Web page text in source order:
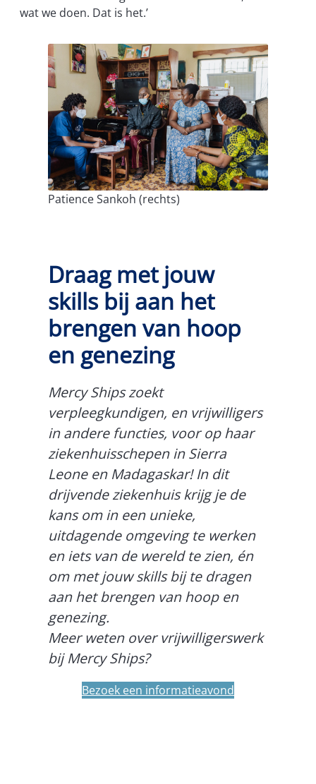
wat we doen. Dat is het.’
Patience Sankoh (rechts)
Draag met jouw
skills bij aan het
brengen van hoop
en genezing
Mercy Ships zoekt
verpleegkundigen, en vrijwilligers
in andere functies, voor op haar
ziekenhuisschepen in Sierra
Leone en Madagaskar! In dit
drijvende ziekenhuis krijg je de
kans om in een unieke,
uitdagende omgeving te werken
en iets van de wereld te zien, én
om met jouw skills bij te dragen
aan het brengen van hoop en
genezing.
Meer weten over vrijwilligerswerk
bij Mercy Ships?
Bezoek een informatieavond